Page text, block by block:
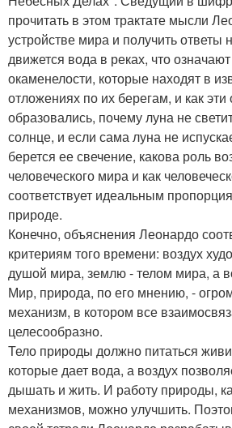
прочитать в этом трактате мысли
устройстве мира и получить
движется вода в реках, что
окаменелости, которые находят в
отложениях по их берегам, и как эти
образовались, почему луна не
солнце, и если сама луна не
берется ее свечение, какова роль
человеческого мира и как
соответствует идеальным
природе.
Конечно, объяснения Леонардо
критериям того времени: воздух
душой мира, землю - телом мира, а
Мир, природа, по его мнению, -
механизм, в котором все
целесообразно.
Тело природы должно питаться
которые дает вода, а воздух
дышать и жить. И работу природы,
механизмов, можно улучшить.